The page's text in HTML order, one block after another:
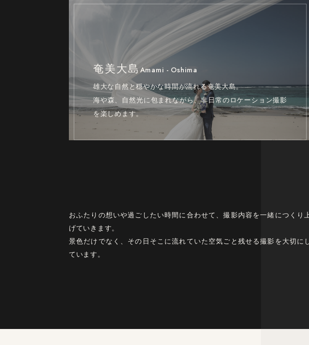
奄美大島 Amami - Oshima
雄大な自然と穏やかな時間が流れる奄美大島。
海や森、自然光に包まれながら、非日常のロケーション撮影
を楽しめます。
おふたりの想いや過ごしたい時間に合わせて、撮影内容を一緒につくり
げていきます。
景色だけでなく、その日そこに流れていた空気ごと残せる撮影を大切に
ています。